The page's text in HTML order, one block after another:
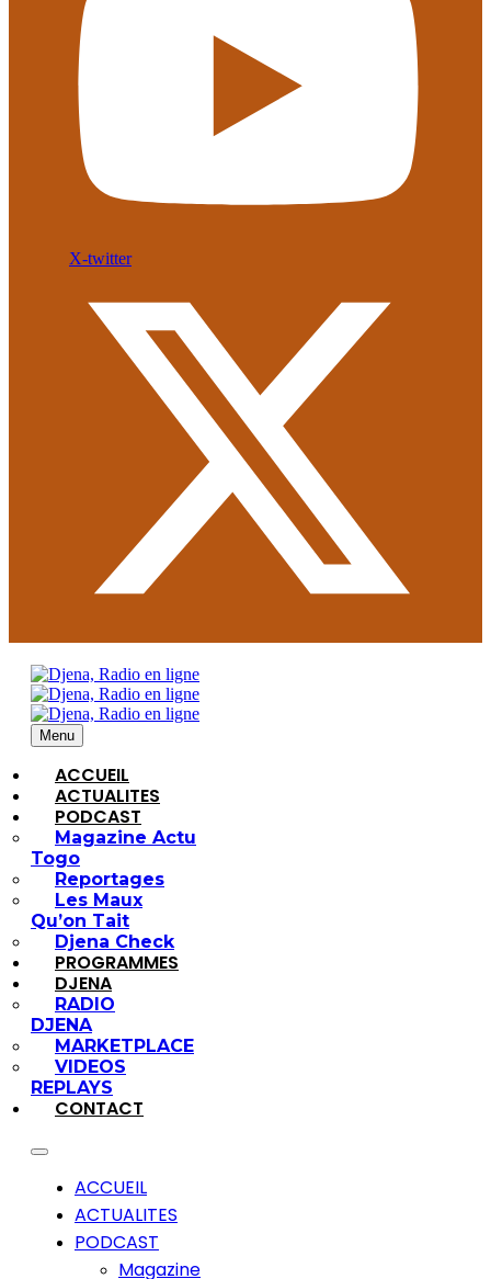
X-twitter
Menu
ACCUEIL
ACTUALITES
PODCAST
Magazine Actu
Togo
Reportages
Les Maux
Qu’on Tait
Djena Check
PROGRAMMES
DJENA
RADIO
DJENA
MARKETPLACE
VIDEOS
REPLAYS
CONTACT
ACCUEIL
ACTUALITES
PODCAST
Magazine